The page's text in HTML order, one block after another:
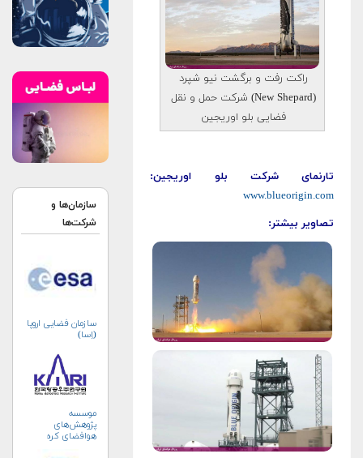
راکت رفت و برگشت نیو شپرد
(New Shepard) شرکت حمل و نقل
فضایی بلو اوریجین
تارنمای شرکت بلو اوریجین:
www.blueorigin.com
تصاویر بیشتر:
سازمان‌ها و
شرکت‌ها
سازمان فضایی اروپا
(اِسا)
موسسه
پژوهش‌های
هوافضای کره